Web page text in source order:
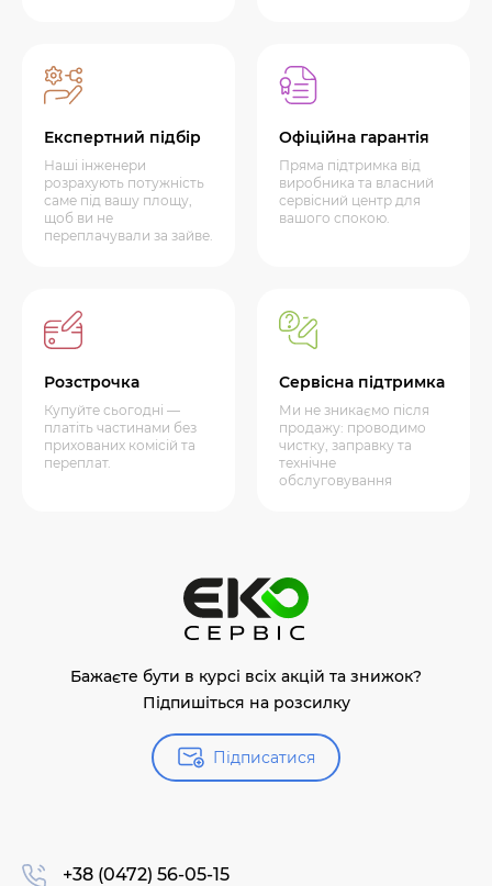
Експертний підбір
Наші інженери
розрахують потужність
саме під вашу площу,
щоб ви не
переплачували за зайве.
Офіційна гарантія
Пряма підтримка від
виробника та власний
сервісний центр для
вашого спокою.
Розстрочка
Купуйте сьогодні —
платіть частинами без
прихованих комісій та
переплат.
Сервісна підтримка
Ми не зникаємо після
продажу: проводимо
чистку, заправку та
технічне
обслуговування
Бажаєте бути в курсі всіх акцій та знижок?
Підпишіться на розсилку
Підписатися
+38 (0472) 56-05-15